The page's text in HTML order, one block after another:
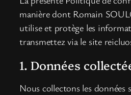
manière dont Romain
utilise et protège les
transmettez via le site
1. Données
Nous collectons les données